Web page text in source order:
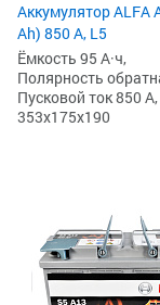
Аккумулятор ALFA
Ah) 850 А, L5
Ёмкость 95 А·ч,
Полярность
Пусковой ток 850 А,
353x175x190